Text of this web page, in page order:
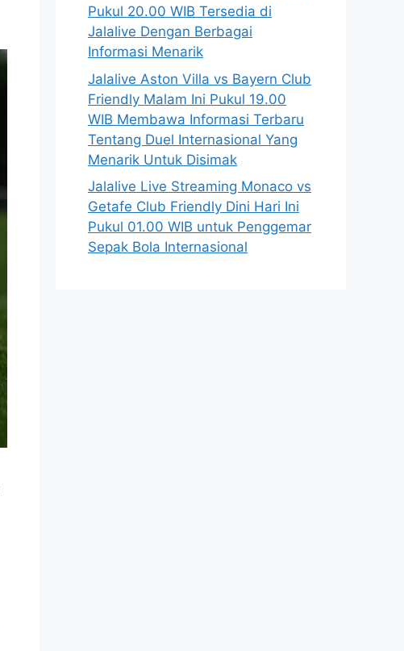
Pukul 20.00 WIB Tersedia di
Jalalive Dengan Berbagai
Informasi Menarik
Jalalive Aston Villa vs Bayern Club
Friendly Malam Ini Pukul 19.00
WIB Membawa Informasi Terbaru
Tentang Duel Internasional Yang
Menarik Untuk Disimak
Jalalive Live Streaming Monaco vs
Getafe Club Friendly Dini Hari Ini
Pukul 01.00 WIB untuk Penggemar
Sepak Bola Internasional